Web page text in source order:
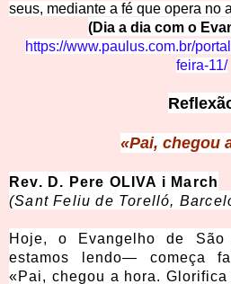
seus, mediante a fé que opera no
(Dia a dia com o
https://www.paulus.com.br/
feira-11/
«Pai, chegou
Rev. D. Pere OLIVA i March
(Sant Feliu de Torelló,
Hoje, o Evangelho de
estamos lendo— começa
«Pai, chegou a hora.